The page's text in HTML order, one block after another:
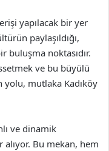
yapılacak bir yer
paylaşıldığı,
buluşma noktasıdır.
ve bu büyülü
mutlaka Kadıköy
ve dinamik
alıyor. Bu mekan, hem